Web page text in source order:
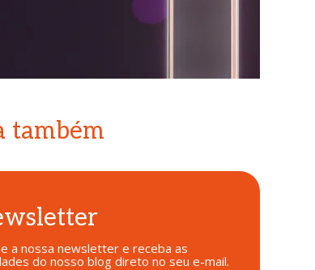
também
a nossa newsletter e receba as
do nosso blog direto no seu e-mail.